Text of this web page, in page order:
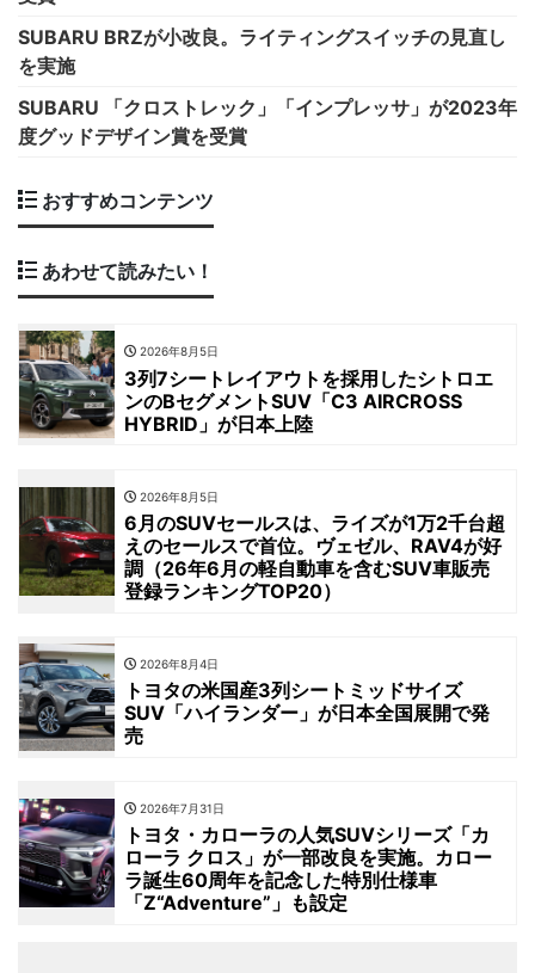
SUBARU BRZが小改良。ライティングスイッチの見直し
を実施
SUBARU 「クロストレック」「インプレッサ」が2023年
度グッドデザイン賞を受賞
おすすめコンテンツ
あわせて読みたい！
2026年8月5日
3列7シートレイアウトを採用したシトロエ
ンのBセグメントSUV「C3 AIRCROSS
HYBRID」が日本上陸
2026年8月5日
6月のSUVセールスは、ライズが1万2千台超
えのセールスで首位。ヴェゼル、RAV4が好
調（26年6月の軽自動車を含むSUV車販売
登録ランキングTOP20）
2026年8月4日
トヨタの米国産3列シートミッドサイズ
SUV「ハイランダー」が日本全国展開で発
売
2026年7月31日
トヨタ・カローラの人気SUVシリーズ「カ
ローラ クロス」が一部改良を実施。カロー
ラ誕生60周年を記念した特別仕様車
「Z“Adventure”」も設定